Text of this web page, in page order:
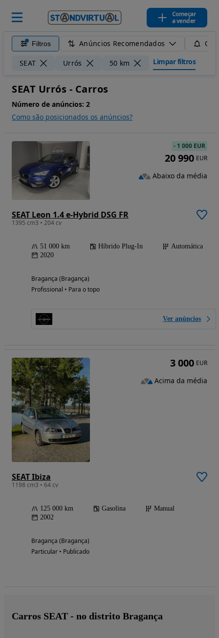
Começar
a vender
Filtros Anúncios Recomendados
SEAT Urrós 50 km Limpar filtros
SEAT Urrós - Carros
Número de anúncios: 2
Como são posicionados os anúncios?
SEAT Leon 1.4 e-Hybrid DSG FR
1395 cm3 • 204 cv
51 000 km Híbrido Plug-In
Automática
2020
Bragança (Bragança)
Profissional • Para o topo
Ver anúncios
- 1 000 EUR
20 990 EUR
Abaixo da média
SEAT Ibiza
1198 cm3 • 64 cv
125 000 km Gasolina
Manual
2002
Bragança (Bragança)
Particular • Publicado
3 000 EUR
Acima da média
Carros SEAT - no distrito Bragança